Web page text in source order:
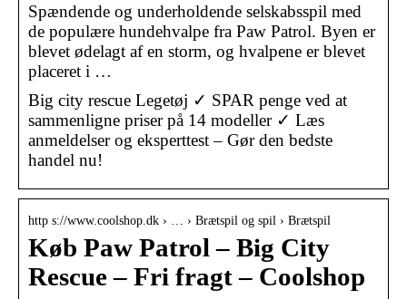
Spændende og underholdende selskabsspil med
de populære hundehvalpe fra Paw Patrol. Byen er
blevet ødelagt af en storm, og hvalpene er blevet
placeret i …
Big city rescue Legetøj ✓ SPAR penge ved at
sammenligne priser på 14 modeller ✓ Læs
anmeldelser og eksperttest – Gør den bedste
handel nu!
http s://www.coolshop.dk › … › Brætspil og spil › Brætspil
Køb Paw Patrol – Big City
Rescue – Fri fragt – Coolshop